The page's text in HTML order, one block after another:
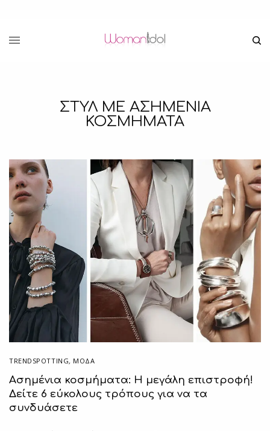
ΣΤΥΛ ΜΕ ΑΣΗΜΕΝΙΑ
ΚΟΣΜΗΜΑΤΑ
TRENDSPOTTING, ΜΟΔΑ
Ασημένια κοσμήματα: Η μεγάλη επιστροφή!
Δείτε 6 εύκολους τρόπους για να τα
συνδυάσετε